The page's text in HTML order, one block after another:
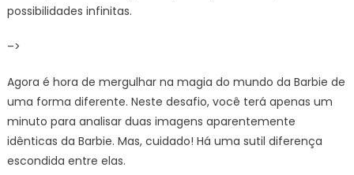
possibilidades infinitas.
–>
Agora é hora de mergulhar na magia do mundo da Barbie de
uma forma diferente. Neste desafio, você terá apenas um
minuto para analisar duas imagens aparentemente
idênticas da Barbie. Mas, cuidado! Há uma sutil diferença
escondida entre elas.